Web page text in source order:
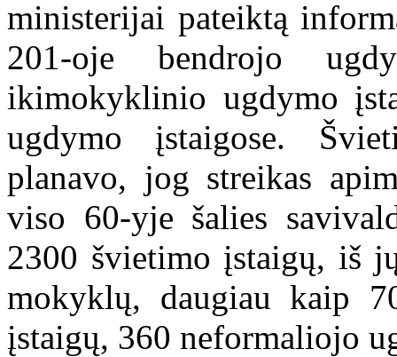
ministerijai pateiktą
201-oje bendrojo
ikimokyklinio ugdymo
ugdymo įstaigose.
planavo, jog streikas
viso 60-yje šalies
2300 švietimo įstaigų, iš
mokyklų, daugiau kaip
įstaigų, 360 neformaliojo